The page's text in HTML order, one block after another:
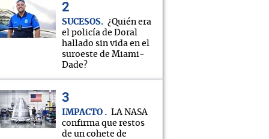
SUCESOS
¿Quién era
el policía de Doral
hallado sin vida en el
suroeste de Miami-
Dade?
IMPACTO
LA NASA
confirma que restos
de un cohete de